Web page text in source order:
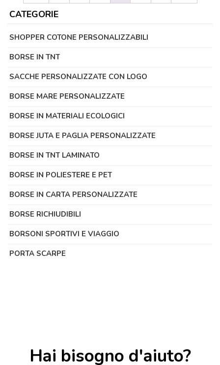
CATEGORIE
SHOPPER COTONE PERSONALIZZABILI
BORSE IN TNT
SACCHE PERSONALIZZATE CON LOGO
BORSE MARE PERSONALIZZATE
BORSE IN MATERIALI ECOLOGICI
BORSE JUTA E PAGLIA PERSONALIZZATE
BORSE IN TNT LAMINATO
BORSE IN POLIESTERE E PET
BORSE IN CARTA PERSONALIZZATE
BORSE RICHIUDIBILI
BORSONI SPORTIVI E VIAGGIO
PORTA SCARPE
Hai bisogno d'aiuto?